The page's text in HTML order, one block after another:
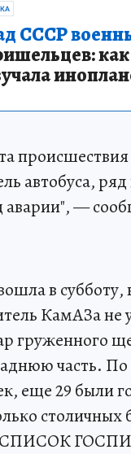
СССР
как
автобуса,
—
в субботу,
КамАЗа не
груженного
часть.
еще 29 были
СПИСОК